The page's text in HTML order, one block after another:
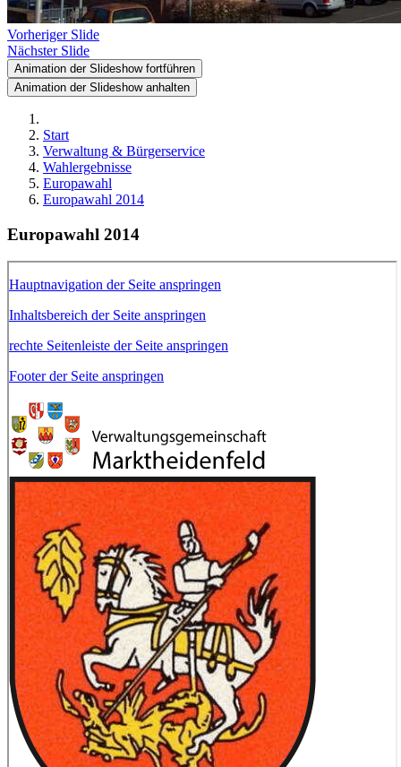
Vorheriger Slide
Nächster Slide
Animation der Slideshow fortführen
Animation der Slideshow anhalten
Start
Verwaltung & Bürgerservice
Wahlergebnisse
Europawahl
Europawahl 2014
Europawahl 2014